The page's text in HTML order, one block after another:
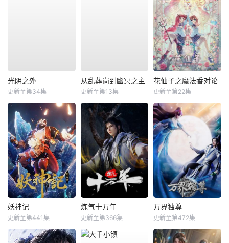
光阴之外
更新至第34集
从乱葬岗到幽冥之主
更新至第13集
花仙子之魔法香对论
更新至第22集
妖神记
更新至第441集
炼气十万年
更新至第366集
万界独尊
更新至第472集